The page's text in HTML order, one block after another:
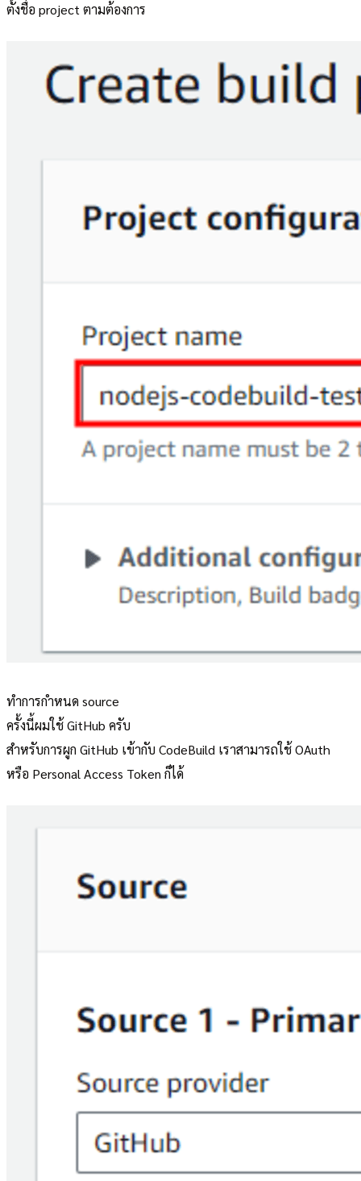
ตั้งชื่อ project ตามต้องการ
ทำการกำหนด source
ครั้งนี้ผมใช้ GitHub ครับ
สำหรับการผูก GitHub เข้ากับ CodeBuild เราสามารถใช้ OAuth
หรือ Personal Access Token ก็ได้